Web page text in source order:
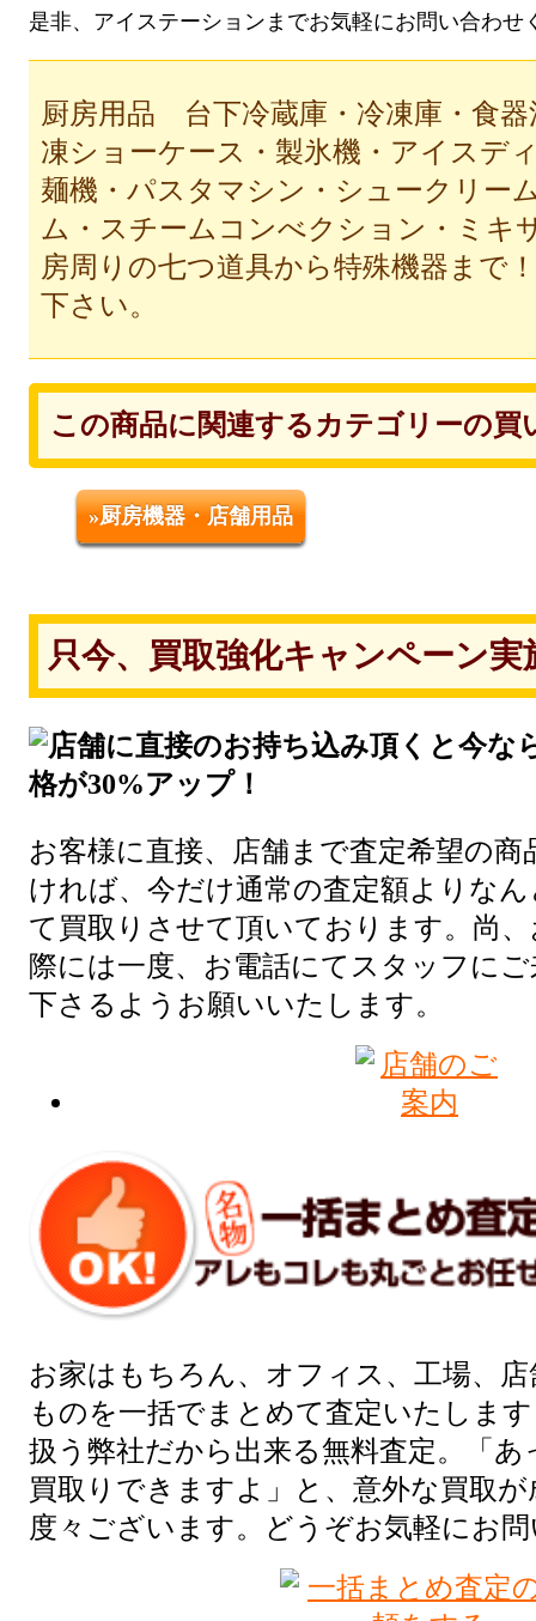
是非、アイステーションまでお気軽にお問い合わせ
厨房用品 台下冷蔵庫・冷凍庫・食器
凍ショーケース・製氷機・アイスデ
麺機・パスタマシン・シュークリー
ム・スチームコンべクション・ミキ
房周りの七つ道具から特殊機器まで
下さい。
この商品に関連するカテゴリーの買
»厨房機器・店舗用品
只今、買取強化キャンペーン実
お客様に直接、店舗まで査定希望の商
ければ、今だけ通常の査定額よりな
て買取りさせて頂いております。尚
際には一度、お電話にてスタッフに
下さるようお願いいたします。
お家はもちろん、オフィス、工場、
ものを一括でまとめて査定いたしま
扱う弊社だから出来る無料査定。「
買取りできますよ」と、意外な買取
度々ございます。どうぞお気軽にお